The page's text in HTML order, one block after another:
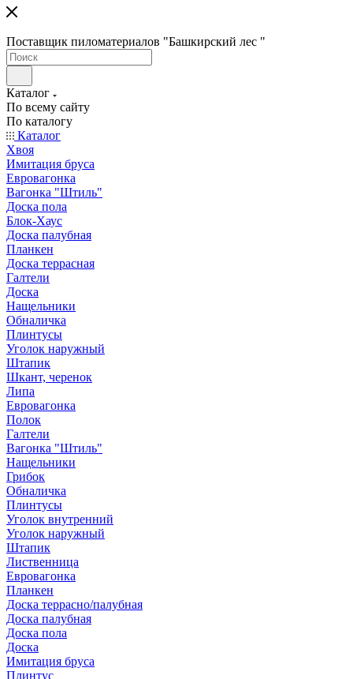
Поставщик пиломатериалов "Башкирский лес "
Каталог
По всему сайту
По каталогу
Каталог
Хвоя
Имитация бруса
Евровагонка
Вагонка "Штиль"
Доска пола
Блок-Хаус
Доска палубная
Планкен
Доска террасная
Галтели
Доска
Нащельники
Обналичка
Плинтусы
Уголок наружный
Штапик
Шкант, черенок
Липа
Евровагонка
Полок
Галтели
Вагонка "Штиль"
Нащельники
Грибок
Обналичка
Плинтусы
Уголок внутренний
Уголок наружный
Штапик
Лиственница
Евровагонка
Планкен
Доска террасно/палубная
Доска палубная
Доска пола
Доска
Имитация бруса
Плинтус